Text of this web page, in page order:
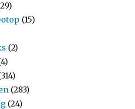
(15)
(2)
(283)
(24)